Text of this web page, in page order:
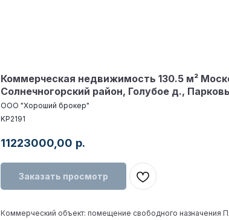
Коммерческая недвижимость 130.5 м²
Солнечногорский район, Голубое д.,
ООО "Хороший брокер"
KP2191
11223000,00 р.
Заказать просмотр
Коммерческий объект: помещение свободного назначения